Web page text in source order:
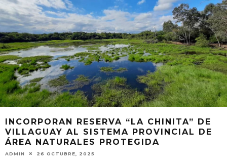
INCORPORAN RESERVA “LA CHINITA” DE
VILLAGUAY AL SISTEMA PROVINCIAL DE
ÁREA NATURALES PROTEGIDA
ADMIN 26 OCTUBRE, 2025